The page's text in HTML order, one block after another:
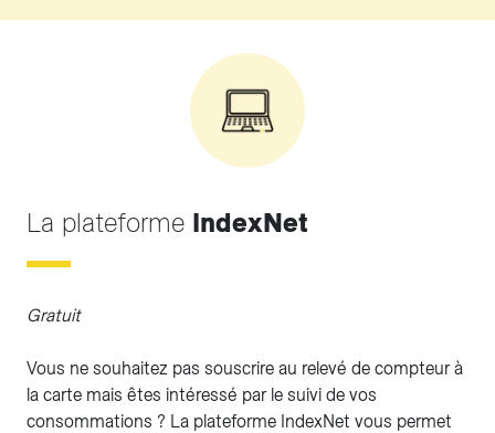
La plateforme IndexNet
Gratuit
Vous ne souhaitez pas souscrire au relevé de compteur à
la carte mais êtes intéressé par le suivi de vos
consommations ? La plateforme IndexNet vous permet